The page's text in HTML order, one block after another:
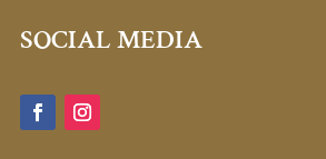
SOCIAL MEDIA